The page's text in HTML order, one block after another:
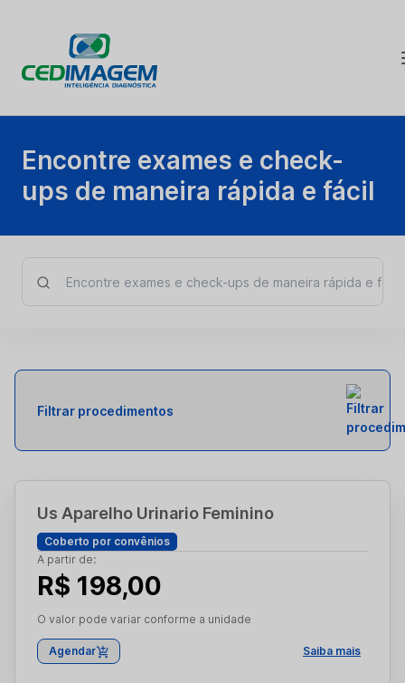
Encontre exames e check-
ups de maneira rápida e fácil
Filtrar procedimentos
Us Aparelho Urinario Feminino
Coberto por convênios
A partir de:
R$ 198,00
O valor pode variar conforme a unidade
Agendar Saiba mais